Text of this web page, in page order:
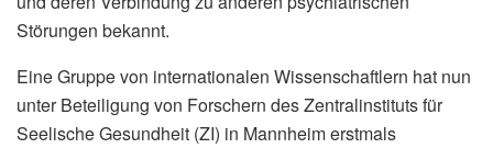
Störungen bekannt.
Eine Gruppe von internationalen Wissenschaftlern hat nun
unter Beteiligung von Forschern des Zentralinstituts für
Seelische Gesundheit (ZI) in Mannheim erstmals